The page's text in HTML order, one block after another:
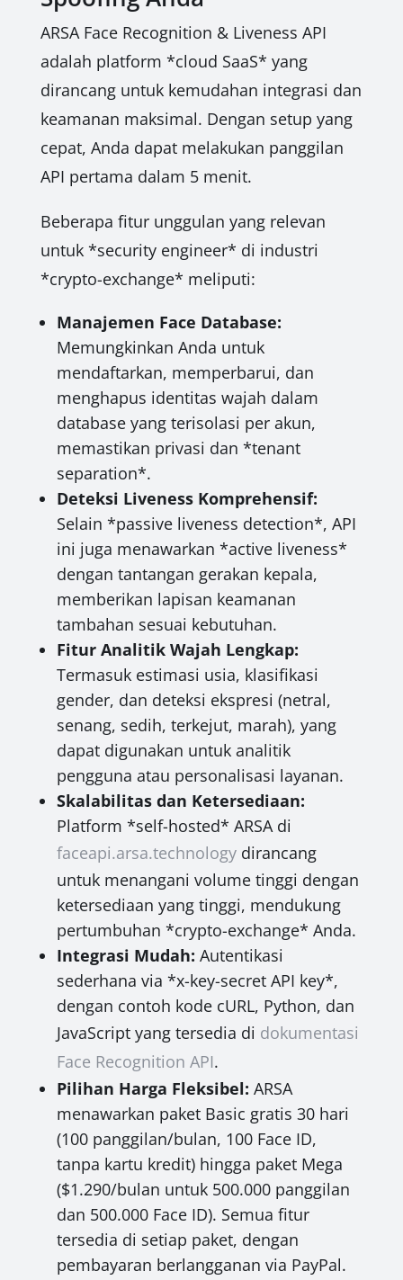
ARSA Face Recognition & Liveness API
adalah platform *cloud SaaS* yang
dirancang untuk kemudahan integrasi dan
keamanan maksimal. Dengan setup yang
cepat, Anda dapat melakukan panggilan
API pertama dalam 5 menit.
Beberapa fitur unggulan yang relevan
untuk *security engineer* di industri
*crypto-exchange* meliputi:
Manajemen Face Database:
Memungkinkan Anda untuk
mendaftarkan, memperbarui, dan
menghapus identitas wajah dalam
database yang terisolasi per akun,
memastikan privasi dan *tenant
separation*.
Deteksi Liveness Komprehensif:
Selain *passive liveness detection*, API
ini juga menawarkan *active liveness*
dengan tantangan gerakan kepala,
memberikan lapisan keamanan
tambahan sesuai kebutuhan.
Fitur Analitik Wajah Lengkap:
Termasuk estimasi usia, klasifikasi
gender, dan deteksi ekspresi (netral,
senang, sedih, terkejut, marah), yang
dapat digunakan untuk analitik
pengguna atau personalisasi layanan.
Skalabilitas dan Ketersediaan:
Platform *self-hosted* ARSA di
faceapi.arsa.technologydirancang
untuk menangani volume tinggi dengan
ketersediaan yang tinggi, mendukung
pertumbuhan *crypto-exchange* Anda.
Integrasi Mudah: Autentikasi
sederhana via *x-key-secret API key*,
dengan contoh kode cURL, Python, dan
JavaScript yang tersedia di dokumentasi
Face Recognition API.
Pilihan Harga Fleksibel: ARSA
menawarkan paket Basic gratis 30 hari
(100 panggilan/bulan, 100 Face ID,
tanpa kartu kredit) hingga paket Mega
($1.290/bulan untuk 500.000 panggilan
dan 500.000 Face ID). Semua fitur
tersedia di setiap paket, dengan
pembayaran berlangganan via PayPal.